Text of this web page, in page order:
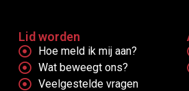
Lid worden
Hoe meld ik mij aan?
Wat beweegt ons?
Veelgestelde vragen